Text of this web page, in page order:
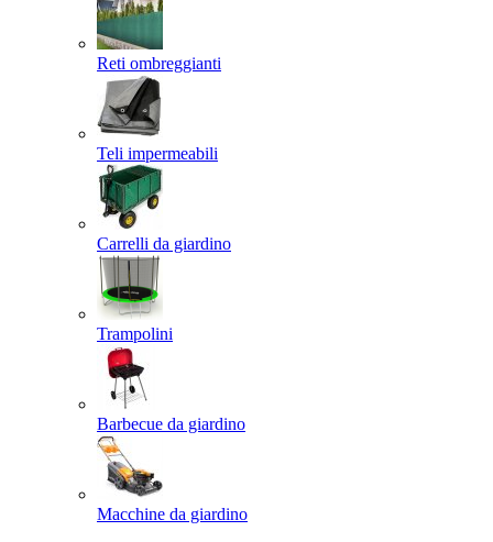
Reti ombreggianti
Teli impermeabili
Carrelli da giardino
Trampolini
Barbecue da giardino
Macchine da giardino